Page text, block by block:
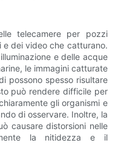
telecamere per pozzi
e dei video che catturano.
e delle acque
le immagini catturate
possono spesso risultare
può rendere difficile per
gli organismi e
di osservare. Inoltre, la
causare distorsioni nelle
la nitidezza e il